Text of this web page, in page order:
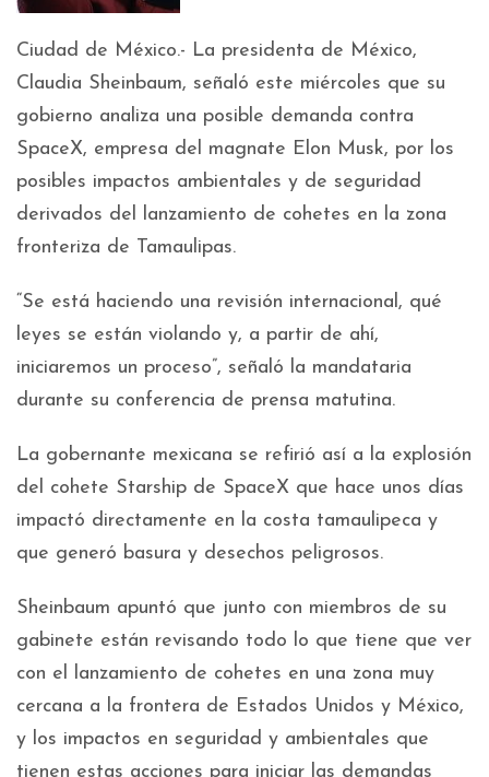
Ciudad de México.- La presidenta de México,
Claudia Sheinbaum, señaló este miércoles que su
gobierno analiza una posible demanda contra
SpaceX, empresa del magnate Elon Musk, por los
posibles impactos ambientales y de seguridad
derivados del lanzamiento de cohetes en la zona
fronteriza de Tamaulipas.
“Se está haciendo una revisión internacional, qué
leyes se están violando y, a partir de ahí,
iniciaremos un proceso”, señaló la mandataria
durante su conferencia de prensa matutina.
La gobernante mexicana se refirió así a la explosión
del cohete Starship de SpaceX que hace unos días
impactó directamente en la costa tamaulipeca y
que generó basura y desechos peligrosos.
Sheinbaum apuntó que junto con miembros de su
gabinete están revisando todo lo que tiene que ver
con el lanzamiento de cohetes en una zona muy
cercana a la frontera de Estados Unidos y México,
y los impactos en seguridad y ambientales que
tienen estas acciones para iniciar las demandas